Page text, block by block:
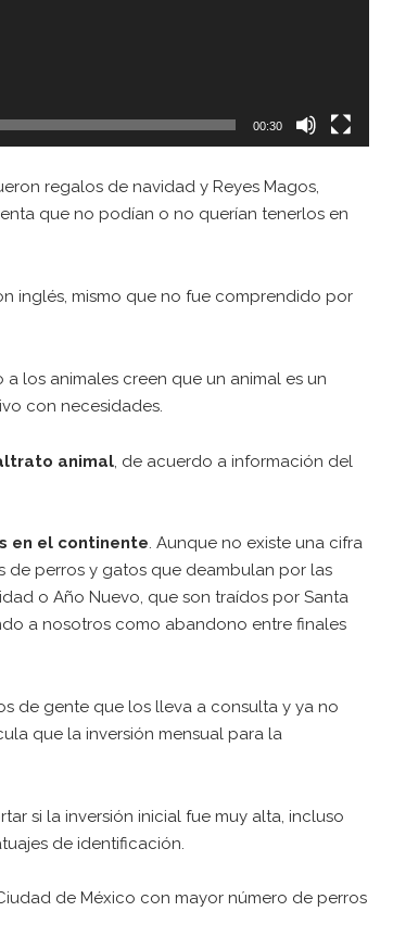
00:30
regalos de navidad y Reyes Magos,
que no podían o no querían tenerlos en
inglés, mismo que no fue comprendido por
los animales creen que un animal es un
con necesidades.
animal , de acuerdo a información del
en el continente. Aunque no existe una cifra
de perros y gatos que deambulan por las
o Año Nuevo, que son traídos por Santa
a nosotros como abandono entre finales
de gente que los lleva a consulta y ya no
que la inversión mensual para la
si la inversión inicial fue muy alta, incluso
de identificación.
de México con mayor número de perros